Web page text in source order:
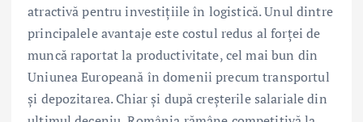
atractivă pentru investițiile în logistică. Unul dintre
principalele avantaje este costul redus al forței de
muncă raportat la productivitate, cel mai bun din
Uniunea Europeană în domenii precum transportul
și depozitarea. Chiar și după creșterile salariale din